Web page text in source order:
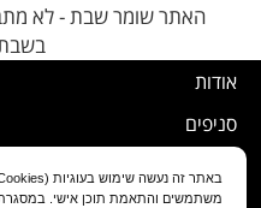
האתר שומר שבת - לא
אודות
סניפים
משתמשים והתאמת תוכן אישי. במסגרת